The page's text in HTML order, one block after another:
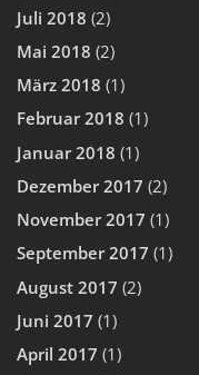
Juli 2018 (2)
Mai 2018 (2)
März 2018 (1)
Februar 2018 (1)
Januar 2018 (1)
Dezember 2017 (2)
November 2017 (1)
September 2017 (1)
August 2017 (2)
Juni 2017 (1)
April 2017 (1)